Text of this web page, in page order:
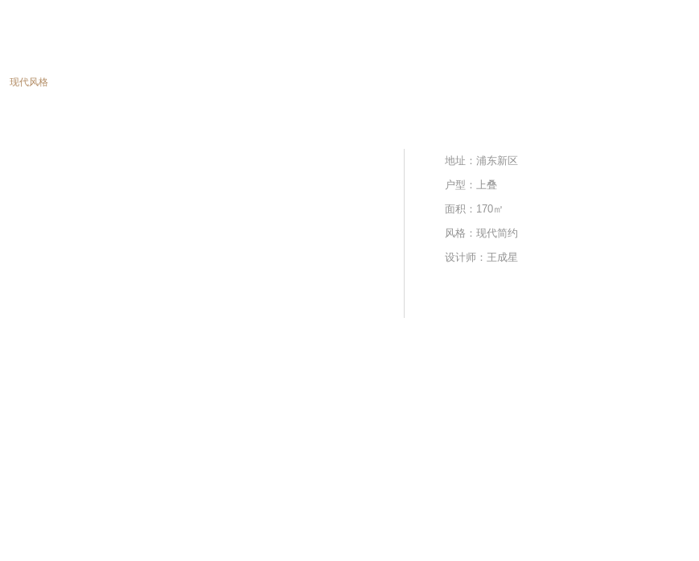
现代风格
地址：浦东新区
户型：上叠
面积：170㎡
风格：现代简约
设计师：王成星